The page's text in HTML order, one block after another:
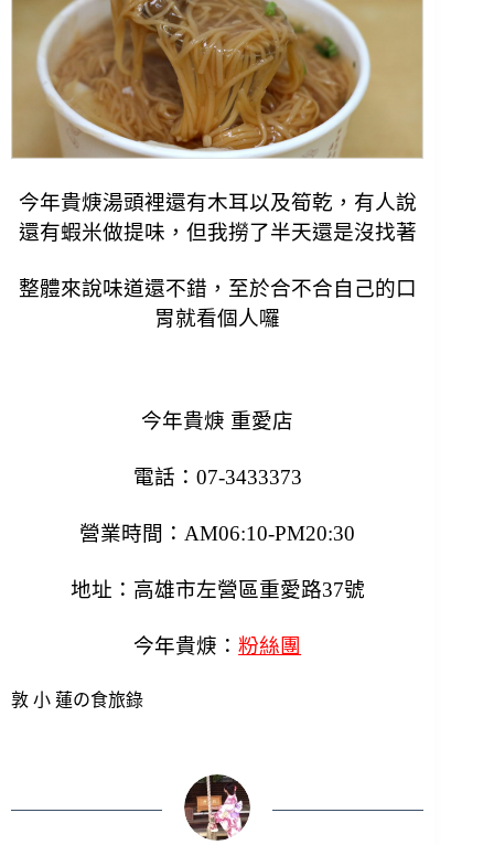
今年貴焿湯頭裡還有木耳以及筍乾，有人說
還有蝦米做提味，但我撈了半天還是沒找著
整體來說味道還不錯，至於合不合自己的口
胃就看個人囉
今年貴焿 重愛店
電話：07-3433373
營業時間：AM06:10-PM20:30
地址：高雄市左營區重愛路37號
今年貴焿：粉絲團
敦 小 蓮の食旅錄